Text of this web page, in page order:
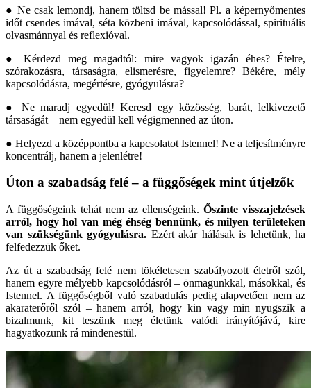
● Ne csak lemondj, hanem töltsd be mással! Pl. a képernyőmentes
időt csendes imával, séta közbeni imával, kapcsolódással, spirituális
olvasmánnyal és reflexióval.
● Kérdezd meg magadtól: mire vagyok igazán éhes? Ételre,
szórakozásra, társaságra, elismerésre, figyelemre? Békére, mély
kapcsolódásra, megértésre, gyógyulásra?
● Ne maradj egyedül! Keresd egy közösség, barát, lelkivezető
társaságát – nem egyedül kell végigmenned az úton.
● Helyezd a középpontba a kapcsolatot Istennel! Ne a teljesítményre
koncentrálj, hanem a jelenlétre!
Úton a szabadság felé – a függőségek mint útjelzők
A függőségeink tehát nem az ellenségeink. Őszinte visszajelzések
arról, hogy hol van még éhség bennünk, és milyen területeken
van szükségünk gyógyulásra. Ezért akár hálásak is lehetünk, ha
felfedezzük őket.
Az út a szabadság felé nem tökéletesen szabályozott életről szól,
hanem egyre mélyebb kapcsolódásról – önmagunkkal, másokkal, és
Istennel. A függőségből való szabadulás pedig alapvetően nem az
akaraterőről szól – hanem arról, hogy kin vagy min nyugszik a
bizalmunk, kit teszünk meg életünk valódi irányítójává, kire
hagyatkozunk rá mindenestül.